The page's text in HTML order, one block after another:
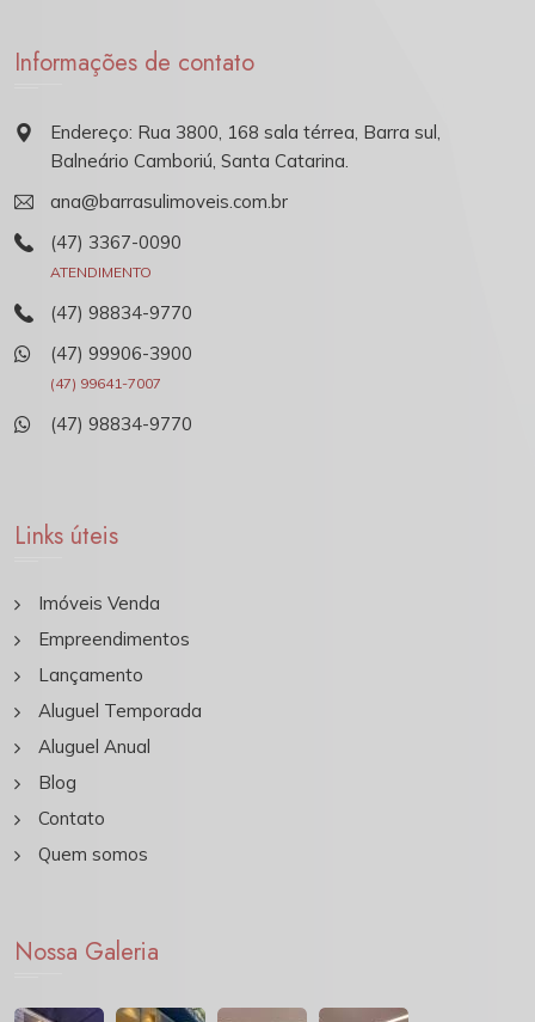
Informações de contato
Endereço: Rua 3800, 168 sala térrea, Barra sul,
Balneário Camboriú, Santa Catarina.
ana@barrasulimoveis.com.br
(47) 3367-0090
ATENDIMENTO
(47) 98834-9770
(47) 99906-3900
(47) 99641-7007
(47) 98834-9770
Links úteis
Imóveis Venda
Empreendimentos
Lançamento
Aluguel Temporada
Aluguel Anual
Blog
Contato
Quem somos
Nossa Galeria